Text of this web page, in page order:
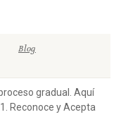
Blog
gradual. Aquí
Reconoce y Acepta